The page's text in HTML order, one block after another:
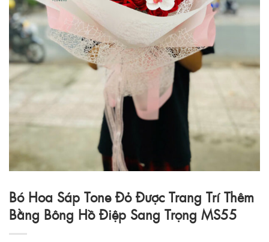
Bó Hoa Sáp Tone Đỏ Được Trang Trí Thêm
Bằng Bông Hồ Điệp Sang Trọng MS55